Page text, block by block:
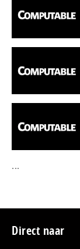
...
Footer
Direct naar